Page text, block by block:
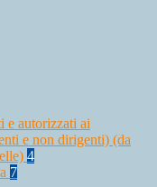
e autorizzati ai
e non dirigenti) (da
4
7